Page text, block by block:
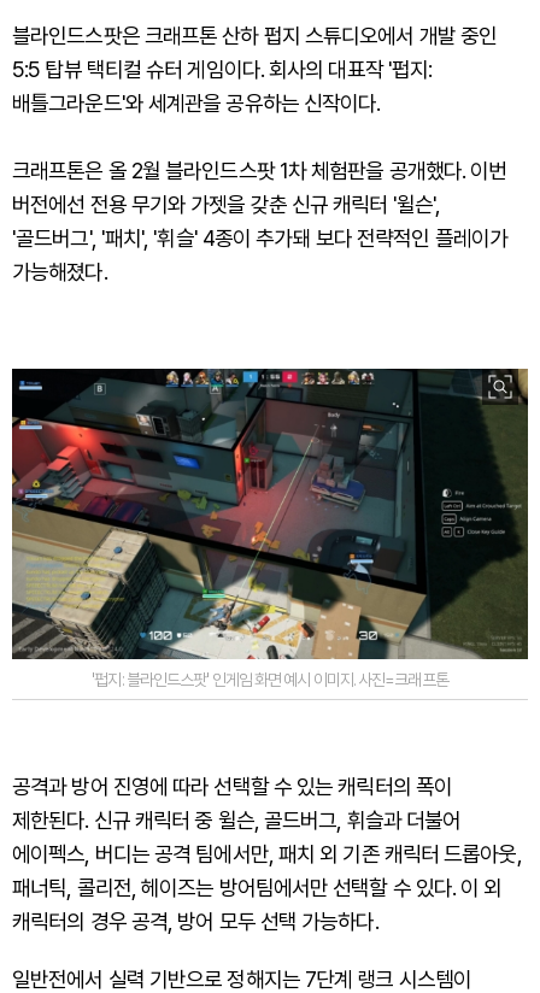
블라인드스팟은 크래프톤 산하 펍지 스튜디오에서 개발 중인
5:5 탑뷰 택티컬 슈터 게임이다. 회사의 대표작 '펍지:
배틀그라운드'와 세계관을 공유하는 신작이다.
크래프톤은 올 2월 블라인드스팟 1차 체험판을 공개했다. 이번
버전에선 전용 무기와 가젯을 갖춘 신규 캐릭터 '윌슨',
'골드버그', '패치', '휘슬' 4종이 추가돼 보다 전략적인 플레이가
가능해졌다.
'펍지: 블라인드스팟' 인게임 화면 예시 이미지. 사진=크래프톤
공격과 방어 진영에 따라 선택할 수 있는 캐릭터의 폭이
제한된다. 신규 캐릭터 중 윌슨, 골드버그, 휘슬과 더불어
에이펙스, 버디는 공격 팀에서만, 패치 외 기존 캐릭터 드롭아웃,
패너틱, 콜리전, 헤이즈는 방어팀에서만 선택할 수 있다. 이 외
캐릭터의 경우 공격, 방어 모두 선택 가능하다.
일반전에서 실력 기반으로 정해지는 7단계 랭크 시스템이